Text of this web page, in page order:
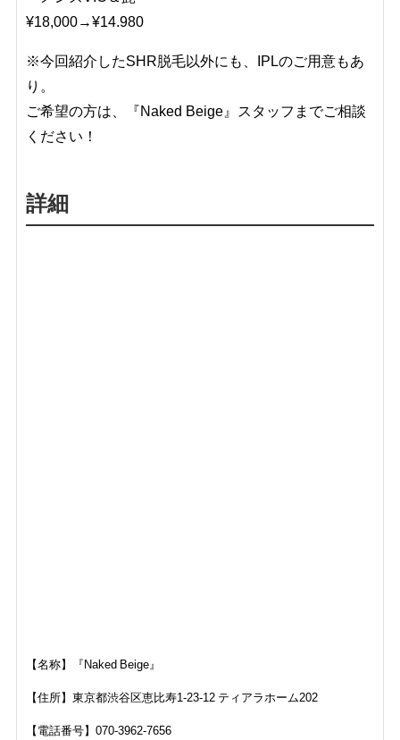
¥18,000→¥14.980
※今回紹介したSHR脱毛以外にも、IPLのご用意もあ
り。
ご希望の方は、『Naked Beige』スタッフまでご相談
ください！
詳細
【名称】『Naked Beige』
【住所】東京都渋谷区恵比寿1-23-12 ティアラホーム202
【電話番号】070-3962-7656